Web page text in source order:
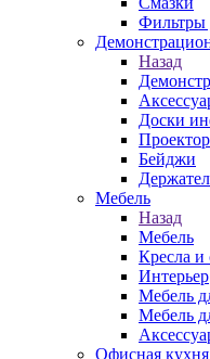
Фильтры
Назад
Доски
Бейджи
Мебель
Назад
Мебель
Кресла и
Интерьер
Мебель
Мебель
Офисная кухня